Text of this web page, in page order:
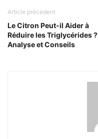
Article précédent
Le Citron Peut-il Aider à
Réduire les Triglycérides ?
Analyse et Conseils